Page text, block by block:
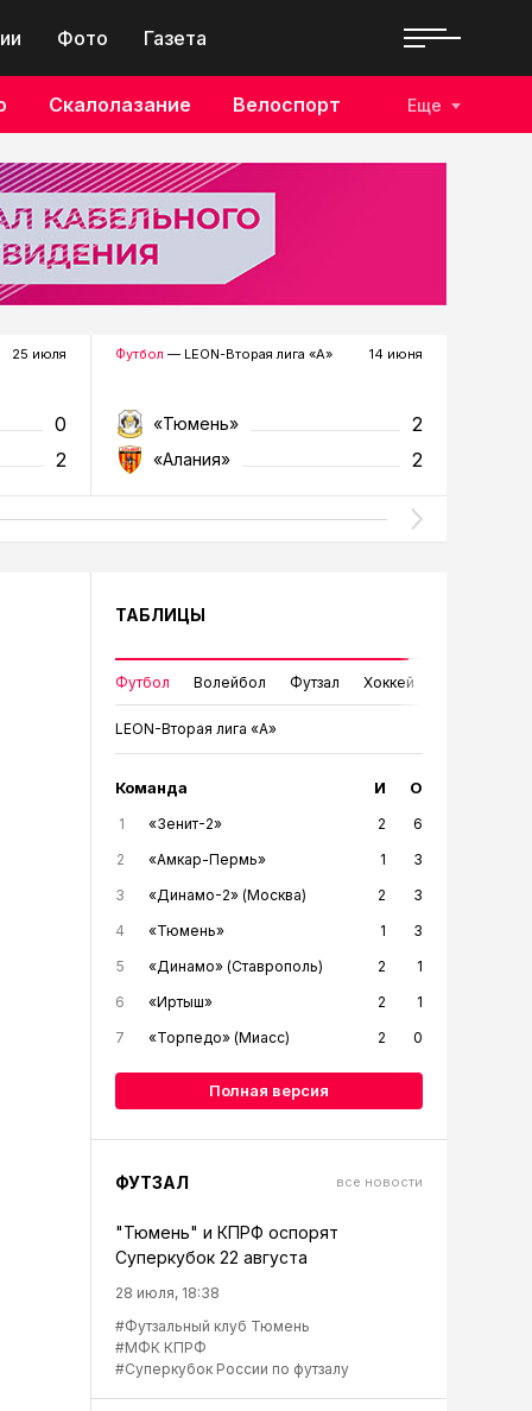
Фото Газета
Скалолазание Велоспорт Еще
25 июля
0
2
Футбол — LEON-Вторая лига «А» 14 июня
«Тюмень» 2
«Алания» 2
ТАБЛИЦЫ
Футбол Волейбол Футзал Хоккей
LEON-Вторая лига «А»
Команда И О
1 «Зенит-2» 2
6
2
«Амкар-Пермь» 1
3
3
«Динамо-2» (Москва) 2
3
4
«Тюмень» 1
3
5
«Динамо» (Ставрополь) 2
1
6
«Иртыш» 2
1
7
«Торпедо» (Миасс) 2 0
Полная версия
ФУТЗАЛ все новости
"Тюмень" и КПРФ оспорят
Суперкубок 22 августа
28 июля, 18:38
#Футзальный клуб Тюмень
#МФК КПРФ
#Суперкубок России по футзалу